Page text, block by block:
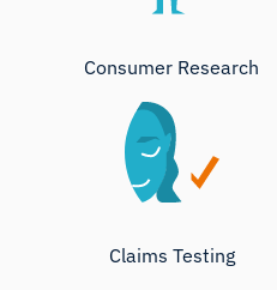
Consumer Research
Claims Testing